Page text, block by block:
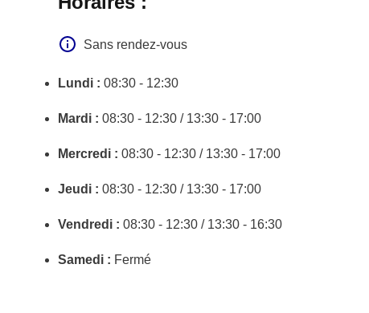
Sans rendez-vous
Lundi : 08:30 - 12:30
Mardi : 08:30 - 12:30 / 13:30 - 17:00
Mercredi : 08:30 - 12:30 / 13:30 - 17:00
Jeudi : 08:30 - 12:30 / 13:30 - 17:00
Vendredi : 08:30 - 12:30 / 13:30 - 16:30
Samedi : Fermé